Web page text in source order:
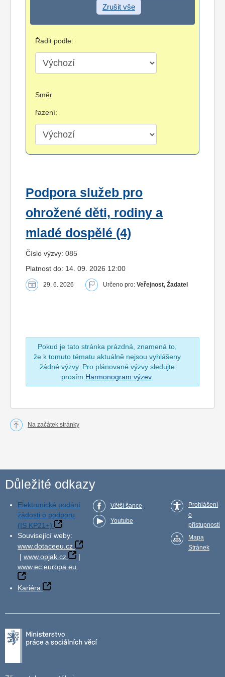
Zrušit vše
Řadit podle:
Směr
řazení:
Podpora služeb pro
ohrožené děti, rodiny a
mladé dospělé (4)
Číslo výzvy: 085
Platnost do: 14. 09. 2026 12:00
29. 6. 2026 Určeno pro: Veřejnost, Žadatel
Pokud je tato stránka prázdná, znamená to,
že k tomuto tématu aktuálně nejsou vyhlášeny
žádné výzvy. Pro plánované výzvy sledujte
prosím Harmonogram výzev.
Na začátek stránky
Důležité odkazy
Elektronické podání
žádosti o podporu
(IS KP21+)
Související weby:
www.dotaceeu.cz
| www.opjak.cz
|
www.ec.europa.eu
Kariéra
Větší šance
Youtube
Prohlášení
o
přístupnosti
Mapa
Stránek